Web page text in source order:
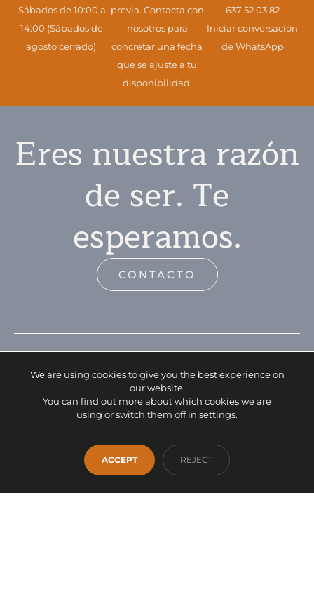
Sábados de 10:00 a
14:00 (Sábados de
agosto cerrado).
previa. Contacta con
nosotros para
concretar una fecha
que se ajuste a tu
disponibilidad.
637 52 03 82
Iniciar conversación
de WhatsApp
Eres nuestra razón
de ser. Te
esperamos.
CONTACTO
EMPRESA SERVICIOS
PRODUCTOS
OUTLET
CONTACTO
info@fontanamobiliario.com941 36 93 00
We are using cookies to give you the best experience on
our website.
You can find out more about which cookies we are
using or switch them off in settings.
ACCEPT REJECT